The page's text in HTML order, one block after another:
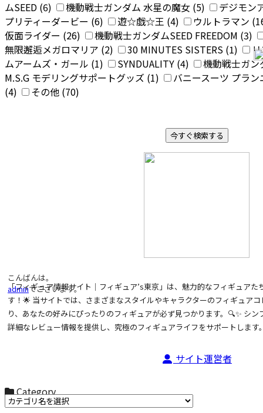
ムSEED (6)
機動戦士ガンダム 水星の魔女 (5)
デジモン
プリティーダービー (6)
遊☆戯☆王 (4)
ウルトラマン
仮面ライダー (26)
機動戦士ガンダムSEED FREEDOM (3)
無限邂逅メガロマリア (2)
30 MINUTES SISTERS (1)
ムアームズ・ガール (1)
SYNDUALITY (4)
機動戦士ガ
M.S.G モデリングサポートグッズ (1)
バニースーツ プラ
(4)
その他 (70)
こんばんは。
adminでございます。
「フィギュア情報サイト｜フィギュア’s東京」は、魅力的なフィギュア
す！🌟 当サイトでは、さまざまなスタイルやキャラクターのフィギュア
り、あなたの好みにぴったりのフィギュアが必ず見つかります。🔍✨ シ
詳細なレビュー情報を提供し、究極のフィギュアライフをサポートします
サイト運営者
Category
カテゴリ名からお選びください